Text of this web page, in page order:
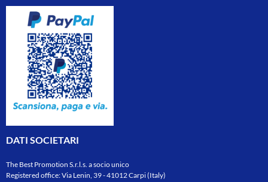
DATI SOCIETARI
The Best Promotion S.r.l.s. a socio unico
Registered office: Via Lenin, 39 - 41012 Carpi (Italy)